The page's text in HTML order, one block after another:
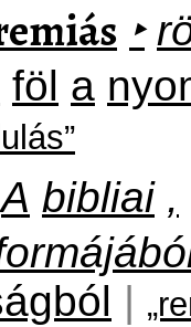
‣
föl a
A bibliai ,
|